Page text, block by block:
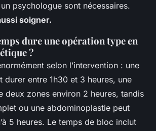
psychologue sont nécessaires.
soigner.
dure une opération type en
?
selon l’intervention : une
durer entre 1h30 et 3 heures, une
deux zones environ 2 heures, tandis
ou une abdominoplastie peut
5 heures. Le temps de bloc inclut